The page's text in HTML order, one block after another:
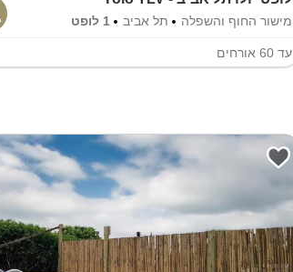
מישור החוף והשפלה תל אביב 1 לופט
עד 60אורחים